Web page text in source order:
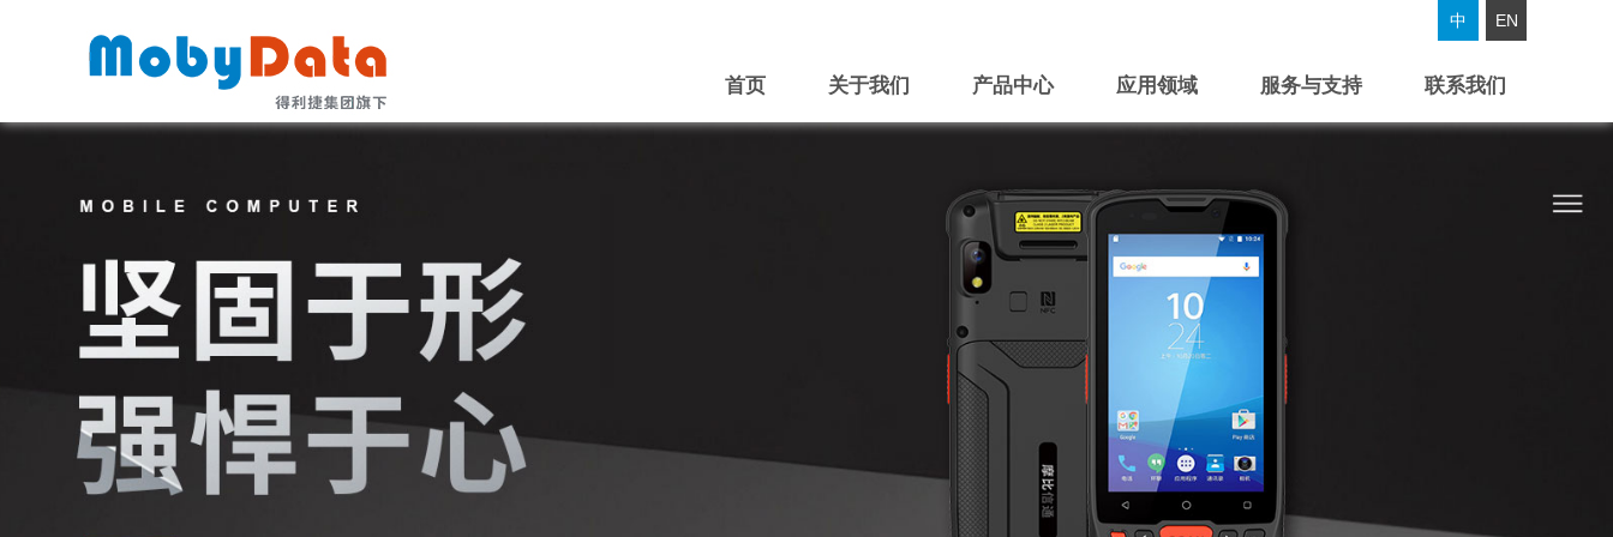
EN
中
首页 关于我们 产品中心 应用领域 服务与支持 联系我们